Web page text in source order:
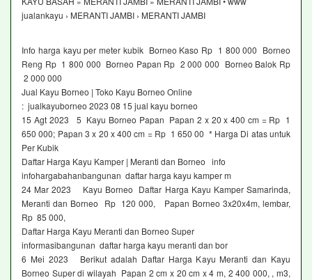
jualankayu › MERANTI JAMBI › MERANTI JAMBI
Info harga kayu per meter kubik Borneo Kaso Rp 1 800 000 Borneo
Reng Rp 1 800 000 Borneo Papan Rp 2 000 000 Borneo Balok Rp
2 000 000
Jual Kayu Borneo | Toko Kayu Borneo Online
: jualkayuborneo 2023 08 15 jual kayu borneo
15 Agt 2023 5 Kayu Borneo Papan Papan 2 x 20 x 400 cm = Rp 1
650 000; Papan 3 x 20 x 400 cm = Rp 1 650 00 * Harga Di atas untuk
Per Kubik
Daftar Harga Kayu Kamper | Meranti dan Borneo info
infohargabahanbangunan daftar harga kayu kamper m
24 Mar 2023 Kayu Borneo Daftar Harga Kayu Kamper Samarinda,
Meranti dan Borneo Rp 120 000, Papan Borneo 3x20x4m, lembar,
Rp 85 000,
Daftar Harga Kayu Meranti dan Borneo Super
informasibangunan daftar harga kayu meranti dan bor
6 Mei 2023 Berikut adalah Daftar Harga Kayu Meranti dan Kayu
Borneo Super di wilayah Papan 2 cm x 20 cm x 4 m, 2 400 000, , m3,